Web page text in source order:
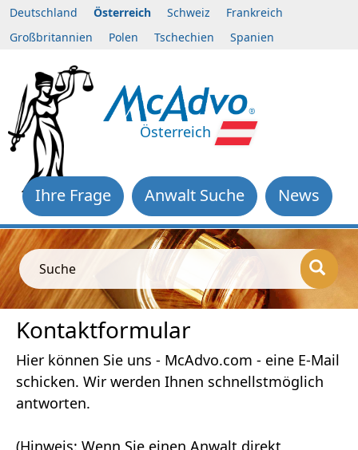
Deutschland Österreich Schweiz
Frankreich
Großbritannien
Polen Tschechien Spanien
Österreich
News
Anwalt Suche
Ihre Frage
Suche
Kontaktformular
Hier können Sie uns - McAdvo.com - eine E-Mail
schicken. Wir werden Ihnen schnellstmöglich
antworten.
(Hinweis: Wenn Sie einen Anwalt direkt